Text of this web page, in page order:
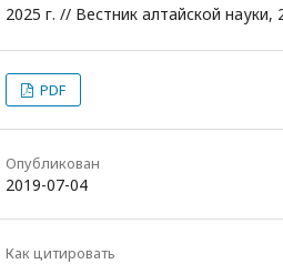
2025 г. // Вестник алтайской
PDF
Опубликован
2019-07-04
Как цитировать